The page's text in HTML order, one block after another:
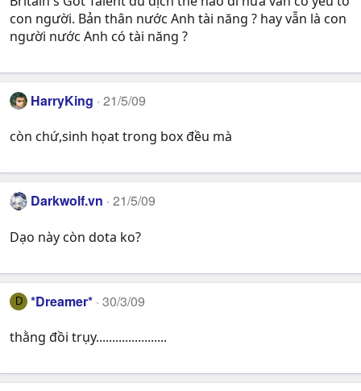
con người. Bản thân nước Anh tài năng ? hay vẫn là con
người nước Anh có tài năng ?
HarryKing 21/5/09
còn chứ,sinh họat trong box đều mà
Darkwolf.vn 21/5/09
Dạo này còn dota ko?
D *Dreamer* 30/3/09
thằng đồi trụy......................